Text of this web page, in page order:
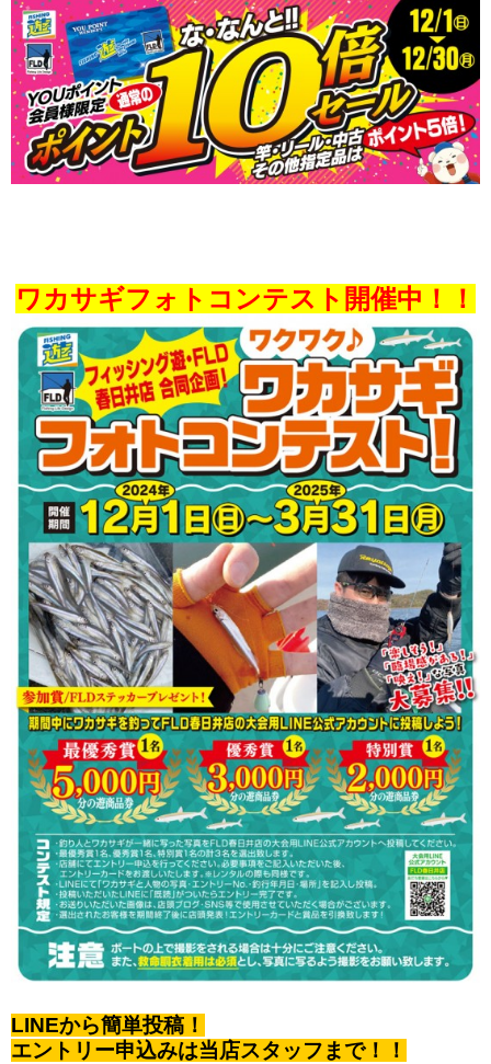
ワカサギフォトコンテスト開催中！！
LINEから簡単投稿！
エントリー申込みは当店スタッフまで！！